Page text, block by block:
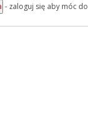
- zaloguj się aby móc